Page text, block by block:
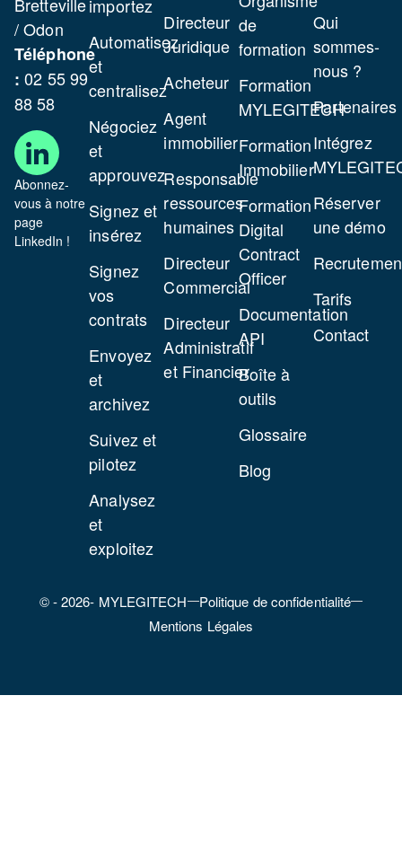
/ Odon
Téléphone
: 02 55 99
88 58
Abonnez-
vous à notre
page
LinkedIn !
importez
Automatisez
et
centralisez
Négociez
et
approuvez
Signez et
insérez
Signez
vos
contrats
Envoyez
et
archivez
Suivez et
pilotez
Analysez
et
exploitez
Directeur
Juridique
Acheteur
Agent
immobilier
Responsable
ressources
humaines
Directeur
Commercial
Directeur
Administratif
et Financier
de
formation
Formation
MYLEGITECH
Formation
Immobilier
Formation
Digital
Contract
Officer
Documentation
API
Boîte à
outils
Glossaire
Blog
Qui
sommes-
nous ?
Partenaires
Intégrez
Réserver
une démo
Tarifs
Contact
© - 2026- MYLEGITECH
Politique de confidentialité
Mentions Légales